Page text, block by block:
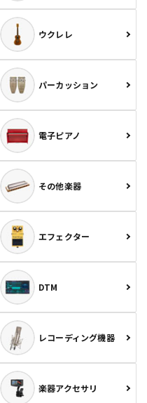
ウクレレ
パーカッション
電子ピアノ
その他楽器
エフェクター
DTM
レコーディング機器
楽器アクセサリ